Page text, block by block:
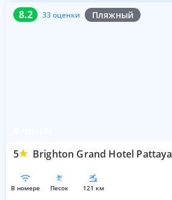
8.2 33 оценки Пляжный
5 Brighton Grand Hotel Pattaya
8.2 33 оценки
в номере песок 121 км